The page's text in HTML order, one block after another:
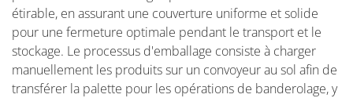
étirable, en assurant une couverture uniforme et solide
pour une fermeture optimale pendant le transport et le
stockage. Le processus d'emballage consiste à charger
manuellement les produits sur un convoyeur au sol afin de
transférer la palette pour les opérations de banderolage, y